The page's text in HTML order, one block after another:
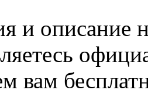
и описание
вам